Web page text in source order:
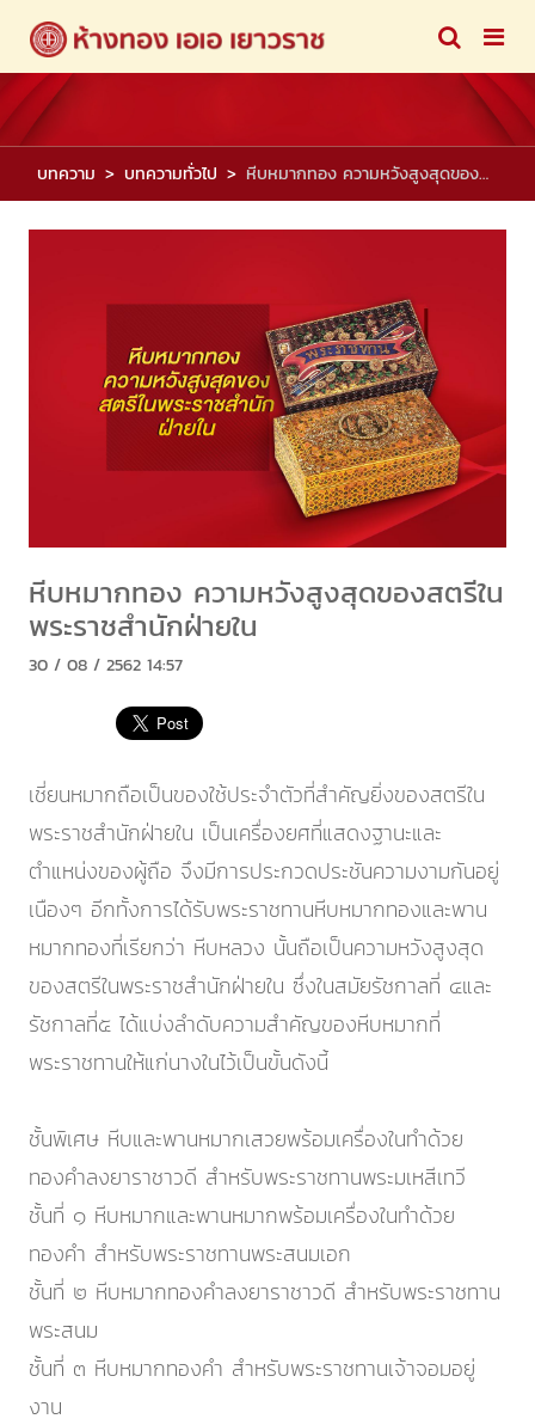
บทความ บทความทั่วไป หีบหมากทอง ความหวังสูงสุดของสตรีในพระราชสำนักฝ่ายใน
หีบหมากทอง ความหวังสูงสุดของสตรีใน
พระราชสำนักฝ่ายใน
30 / 08 / 2562 14:57
เชี่ยนหมากถือเป็นของใช้ประจำตัวที่สำคัญยิ่งของสตรีใน
พระราชสำนักฝ่ายใน เป็นเครื่องยศที่แสดงฐานะและ
ตำแหน่งของผู้ถือ จึงมีการประกวดประชันความงามกันอยู่
เนืองๆ อีกทั้งการได้รับพระราชทานหีบหมากทองและพาน
หมากทองที่เรียกว่า หีบหลวง นั้นถือเป็นความหวังสูงสุด
ของสตรีในพระราชสำนักฝ่ายใน ซึ่งในสมัยรัชกาลที่ ๔และ
รัชกาลที่๕ ได้แบ่งลำดับความสำคัญของหีบหมากที่
พระราชทานให้แก่นางในไว้เป็นขั้นดังนี้
ชั้นพิเศษ หีบและพานหมากเสวยพร้อมเครื่องในทำด้วย
ทองคำลงยาราชาวดี สำหรับพระราชทานพระมเหสีเทวี
ชั้นที่ ๑ หีบหมากและพานหมากพร้อมเครื่องในทำด้วย
ทองคำ สำหรับพระราชทานพระสนมเอก
ชั้นที่ ๒ หีบหมากทองคำลงยาราชาวดี สำหรับพระราชทาน
พระสนม
ชั้นที่ ๓ หีบหมากทองคำ สำหรับพระราชทานเจ้าจอมอยู่
งาน